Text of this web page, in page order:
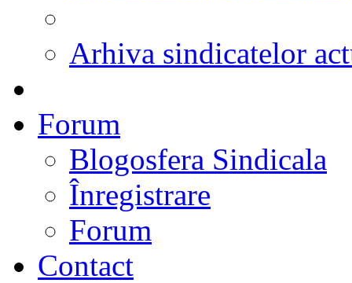
Arhiva sindicatelor
Forum
Blogosfera Sindicala
Înregistrare
Forum
Contact